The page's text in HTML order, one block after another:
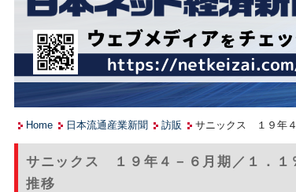
Home 日本流通産業新聞 訪販 サニックス １９年
サニックス １９年４－６月期／１．１
推移